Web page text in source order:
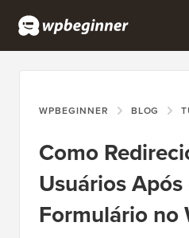
WPBEGINNER BLOG
Como
Usuários
Formulário no